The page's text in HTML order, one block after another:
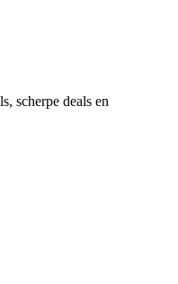
scherpe deals en